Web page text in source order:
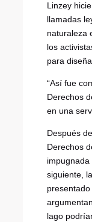
Linzey
llamadas
naturaleza
los
para
“Así fue
Derechos
en una
Después
Derechos
siguiente,
lago